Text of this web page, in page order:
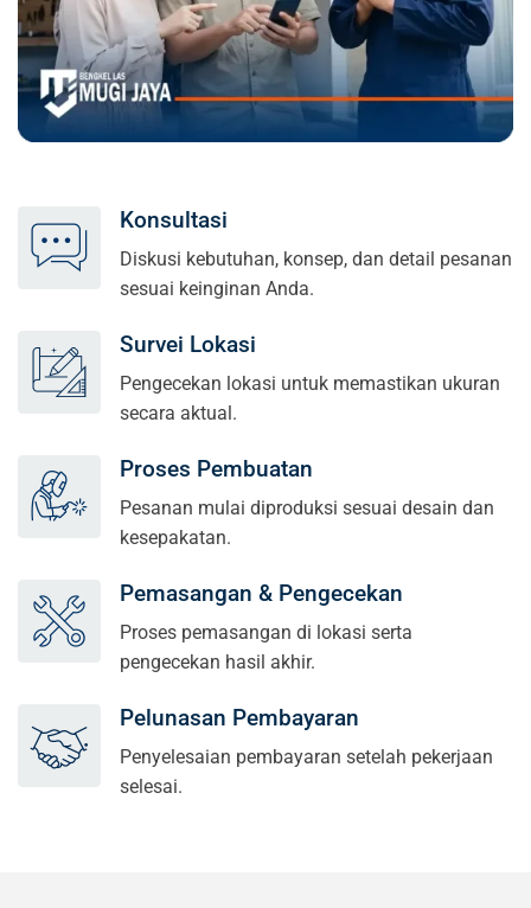
Konsultasi
Diskusi kebutuhan, konsep, dan detail pesanan
sesuai keinginan Anda.
Survei Lokasi
Pengecekan lokasi untuk memastikan ukuran
secara aktual.
Proses Pembuatan
Pesanan mulai diproduksi sesuai desain dan
kesepakatan.
Pemasangan & Pengecekan
Proses pemasangan di lokasi serta
pengecekan hasil akhir.
Pelunasan Pembayaran
Penyelesaian pembayaran setelah pekerjaan
selesai.